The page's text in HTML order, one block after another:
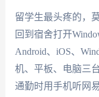
留学生最头疼的，
回到宿舍打开
Android、iOS、
机、平板、电脑三
通勤时用手机听网